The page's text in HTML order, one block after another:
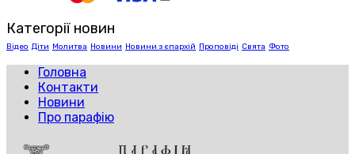
Категорії новин
Відео Діти Молитва Новини Новини з єпархій Проповіді Свята Фото
Головна
Контакти
Новини
Про парафію